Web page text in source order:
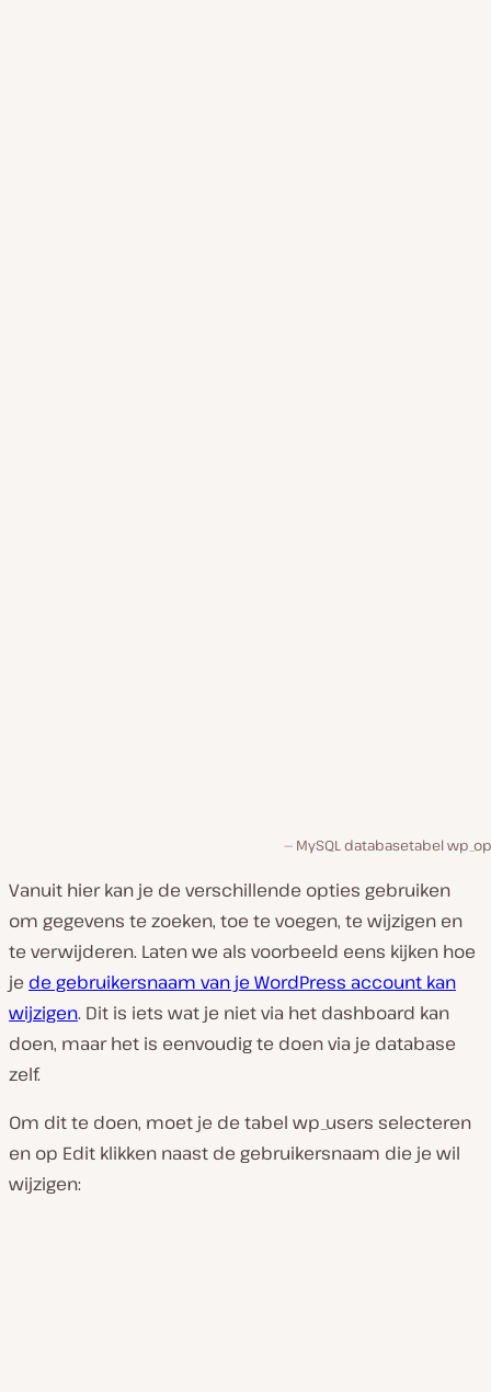
MySQL databasetabel
Vanuit hier kan je de verschillende opties gebruiken
om gegevens te zoeken, toe te voegen, te wijzigen en
te verwijderen. Laten we als voorbeeld eens kijken hoe
je de gebruikersnaam van je WordPress account kan
wijzigen. Dit is iets wat je niet via het dashboard kan
doen, maar het is eenvoudig te doen via je database
zelf.
Om dit te doen, moet je de tabel wp_users selecteren
en op Edit klikken naast de gebruikersnaam die je wil
wijzigen: